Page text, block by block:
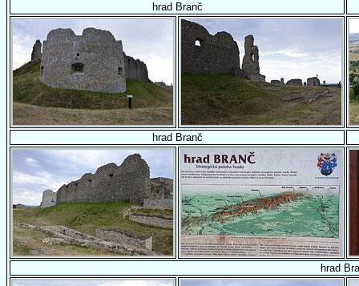
hrad Branč
hrad Branč
hrad